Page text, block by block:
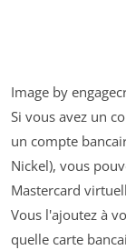
Image by
Si vous avez un
un compte
Nickel), vous
Mastercard
Vous l'ajoutez à
quelle carte